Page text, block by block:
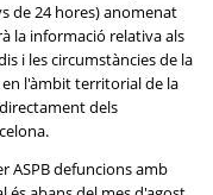
de 24 hores) anomenat
la informació relativa als
i les circumstàncies de la
l'àmbit territorial de la
dels
ASPB defuncions amb